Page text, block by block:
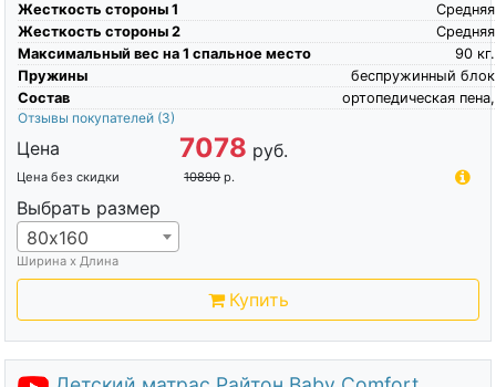
Жесткость стороны 1
Средняя
Жесткость стороны 2
Средняя
Максимальный вес на 1 спальное место
кг.
90
Пружины
беспружинный блок
Состав
ортопедическая пена,
Отзывы покупателей (3)
Цена 7078 руб.
Цена без скидки 10890 р.
Выбрать размер
80х160
Ширина х Длина
Купить